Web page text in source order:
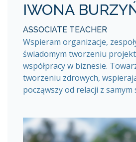
IWONA
ASSOCIATE TEACHER
Wspieram organizacje,
świadomym tworzeniu
współpracy w biznesie.
tworzeniu zdrowych,
począwszy od relacji z samym